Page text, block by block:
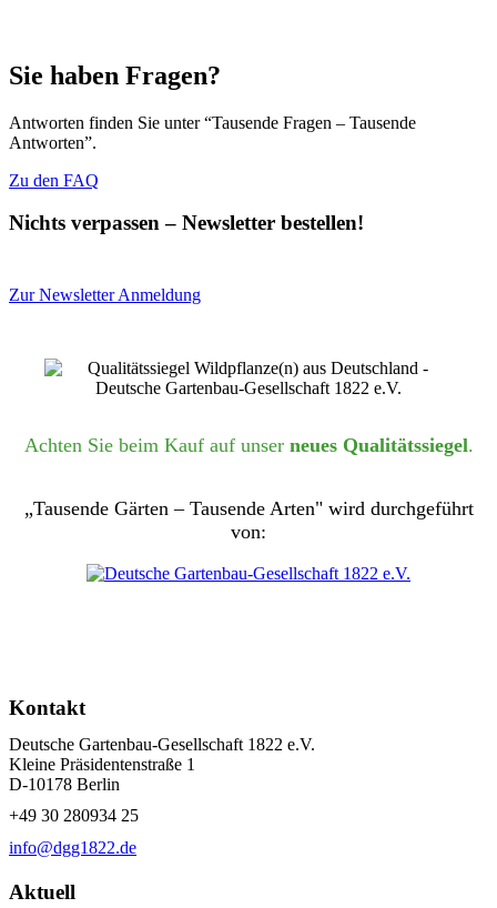
Sie haben Fragen?
Antworten finden Sie unter “Tausende Fragen – Tausende
Antworten”.
Zu den FAQ
Nichts verpassen – Newsletter bestellen!
Zur Newsletter Anmeldung
Achten Sie beim Kauf auf unser neues Qualitätssiegel.
„Tausende Gärten – Tausende Arten" wird durchgeführt
von:
Kontakt
Deutsche Gartenbau-Gesellschaft 1822 e.V.
Kleine Präsidentenstraße 1
D-10178 Berlin
+49 30 280934 25
info@dgg1822.de
Aktuell